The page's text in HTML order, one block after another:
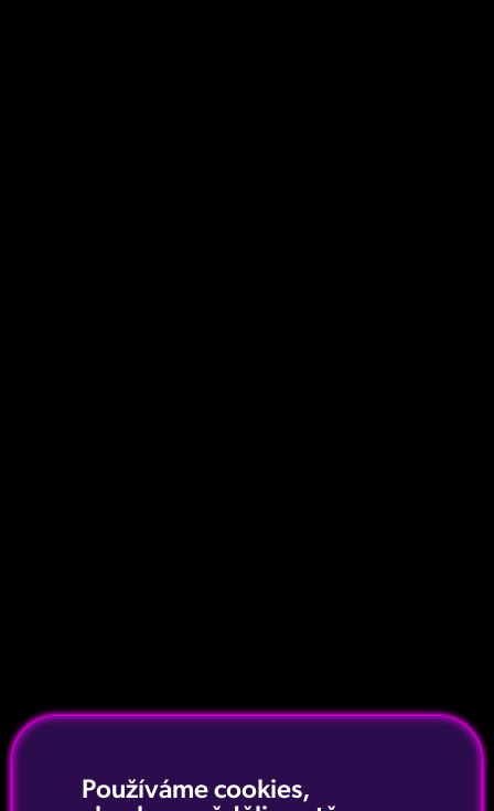
Používáme cookies,